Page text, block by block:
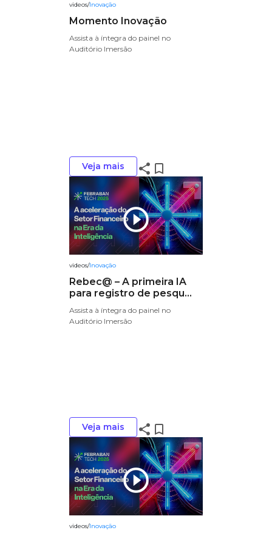
videos/Inovação
Momento Inovação
Assista à íntegra do painel no
Auditório Imersão
Veja mais share bookmark_border
play_circle_outline
videos/Inovação
Rebec@ – A primeira IA
para registro de pesqu...
Assista à íntegra do painel no
Auditório Imersão
Veja mais share bookmark_border
play_circle_outline
videos/Inovação